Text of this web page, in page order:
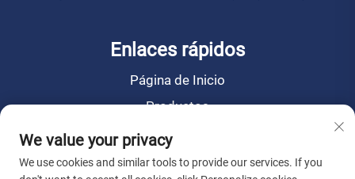
Enlaces rápidos
Página de Inicio
Productos
Noticias
Sobre Nosotros
We value your privacy
We use cookies and similar tools to provide our services. If you